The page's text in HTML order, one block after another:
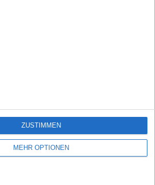
MEHR OPTIONEN
ZUSTIMMEN